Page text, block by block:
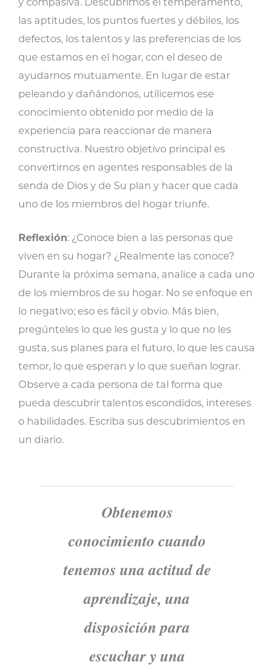
las aptitudes, los puntos fuertes y débiles, los
defectos, los talentos y las preferencias de los
que estamos en el hogar, con el deseo de
ayudarnos mutuamente. En lugar de estar
peleando y dañándonos, utilicemos ese
conocimiento obtenido por medio de la
experiencia para reaccionar de manera
constructiva. Nuestro objetivo principal es
convertirnos en agentes responsables de la
senda de Dios y de Su plan y hacer que cada
uno de los miembros del hogar triunfe.
Reflexión: ¿Conoce bien a las personas que
viven en su hogar? ¿Realmente las conoce?
Durante la próxima semana, analice a cada uno
de los miembros de su hogar. No se enfoque en
lo negativo; eso es fácil y obvio. Más bien,
pregúnteles lo que les gusta y lo que no les
gusta, sus planes para el futuro, lo que les causa
temor, lo que esperan y lo que sueñan lograr.
Observe a cada persona de tal forma que
pueda descubrir talentos escondidos, intereses
o habilidades. Escriba sus descubrimientos en
un diario.
Obtenemos
conocimiento cuando
tenemos una actitud de
aprendizaje, una
disposición para
escuchar y una